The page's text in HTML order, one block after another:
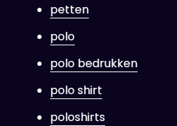
petten
polo
polo bedrukken
polo shirt
poloshirts